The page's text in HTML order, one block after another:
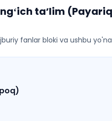
taʼlim
fanlar bloki va ushbu